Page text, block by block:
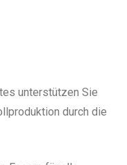
unterstützen Sie
durch die